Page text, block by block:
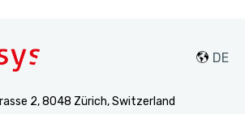
2, 8048 Zürich, Switzerland